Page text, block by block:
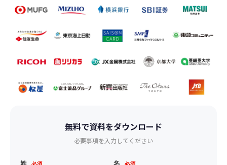
無料で資料をダウンロード
必要事項を入力してください